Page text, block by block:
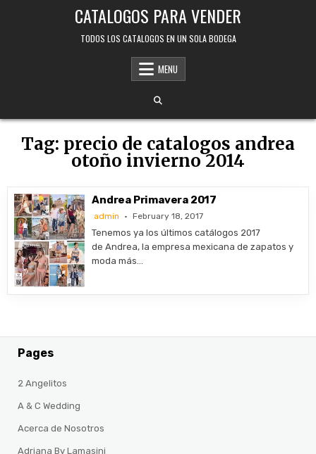
CATALOGOS PARA VENDER
TODOS LOS CATALOGOS EN UN SOLA BODEGA
MENU
Tag: precio de catalogos andrea
otoño invierno 2014
Andrea Primavera 2017
admin February 18, 2017
Tenemos ya los últimos catálogos 2017
de Andrea, la empresa mexicana de zapatos y
moda más…
Pages
2 Angelitos
A & C Wedding
Acerca de Nosotros
Adriana By Lamasini